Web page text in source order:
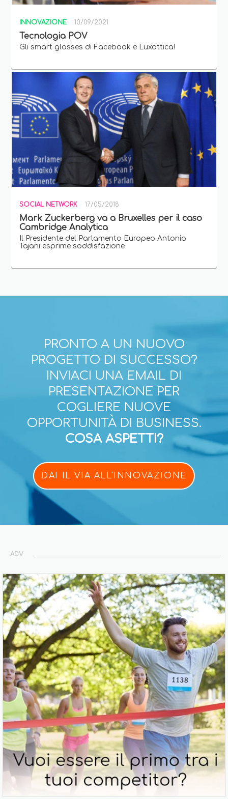
INNOVAZIONE 10/09/2021
Tecnologia POV
Gli smart glasses di Facebook e Luxottica!
SOCIAL NETWORK 17/05/2018
Mark Zuckerberg va a Bruxelles per il caso
Cambridge Analytica
Il Presidente del Parlamento Europeo Antonio
Tajani esprime soddisfazione
PRONTO A UN NUOVO
PROGETTO DI SUCCESSO?
INVIACI UNA EMAIL DI
PRESENTAZIONE PER
COGLIERE NUOVE
OPPORTUNITÀ DI BUSINESS.
COSA ASPETTI?
DAI IL VIA ALL'INNOVAZIONE
ADV